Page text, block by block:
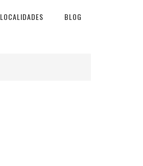
LOCALIDADES BLOG